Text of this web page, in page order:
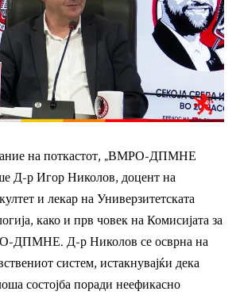
на поткастот, „ВМРО-ДПМНЕ
Д-р Игор Николов, доцент на
и лекар на Универзитетската
како и прв човек на Комисијата за
ДПМНЕ. Д-р Николов се осврна на
систем, истакнувајќи дека
состојба поради неефикасно